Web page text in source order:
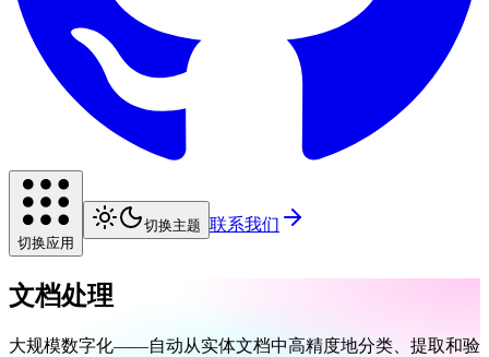
切换应用
切换主题 联系我们
文档处理
大规模数字化——自动从实体文档中高精度地分类、提取和验